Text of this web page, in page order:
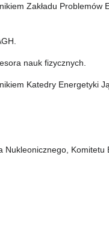
Zakładu Problemów
nauk fizycznych.
Katedry Energetyki
Nukleonicznego,